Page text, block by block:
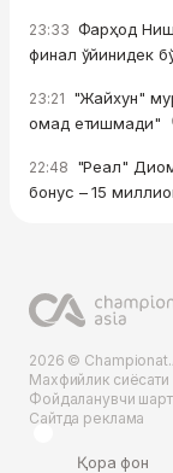
23:33 Фарҳод
финал ўйинидек
23:21 "Жайхун"
омад етишмади"
22:48 "Реал"
бонус – 15
2026 ©
Махфийлик сиёсати
Фойдаланувчи
Сайтда реклама
Қора фон